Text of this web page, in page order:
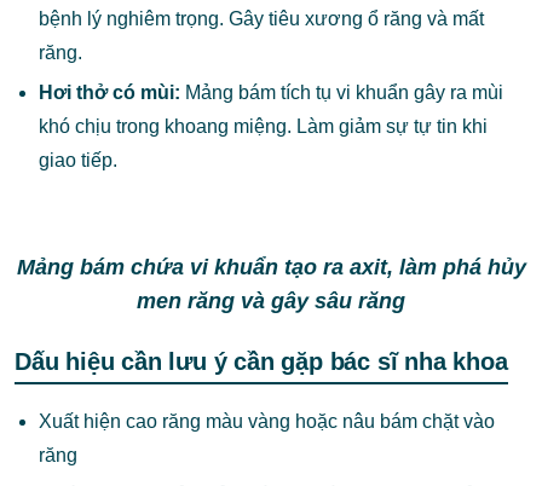
bệnh lý nghiêm trọng. Gây tiêu xương ổ răng và mất
răng.
Hơi thở có mùi: Mảng bám tích tụ vi khuẩn gây ra mùi
khó chịu trong khoang miệng. Làm giảm sự tự tin khi
giao tiếp.
Mảng bám chứa vi khuẩn tạo ra axit, làm phá hủy
men răng và gây sâu răng
Dấu hiệu cần lưu ý cần gặp bác sĩ nha khoa
Xuất hiện cao răng màu vàng hoặc nâu bám chặt vào
răng